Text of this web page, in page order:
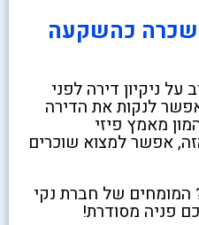
השכרה כהשקעה
ניקיון דירה לפני
לנקות את הדירה
מאמץ פיזי
אפשר למצוא שוכרים
המומחים של חברת נקי
פניה מסודרת!